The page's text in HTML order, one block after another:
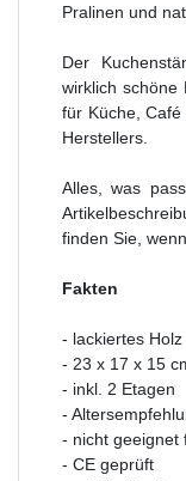
Pralinen und
Der
wirklich schöne
für Küche, Café
Herstellers.
Alles, was
finden Sie,
Fakten
- lackiertes Holz
- 23 x 17 x 15
- inkl. 2 Etagen
-
- nicht geeignet
- CE geprüft